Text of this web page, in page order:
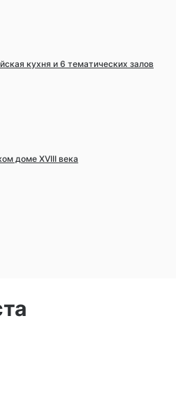
кухня и 6 тематических залов
доме XVIII века